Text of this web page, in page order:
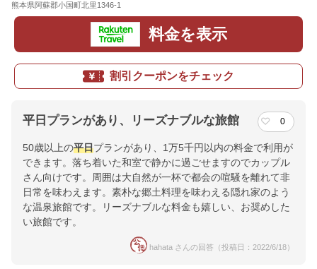
熊本県阿蘇郡小国町北里1346-1
料金を表示
割引クーポンをチェック
平日プランがあり、リーズナブルな旅館 0
50歳以上の平日プランがあり、1万5千円以内の料金で利用が
できます。落ち着いた和室で静かに過ごせますのでカップル
さん向けです。周囲は大自然が一杯で都会の喧騒を離れて非
日常を味わえます。素朴な郷土料理を味わえる隠れ家のよう
な温泉旅館です。リーズナブルな料金も嬉しい、お奨めした
い旅館です。
hahata さんの回答（投稿日：2022/6/18）